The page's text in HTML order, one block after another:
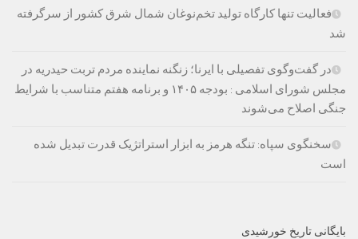
فعالیت تنها کارگاه تولید تخم‌نوغان شمال شرق کشور از سرگرفته
شد
در گفت‌وگوی تفصیلی با ایرنا؛ زنگنه نماینده مردم تربت حیدریه در
مجلس شورای اسلامی : بودجه ۱۴۰۵ و برنامه هفتم متناسب با شرایط
جنگی اصلاح می‌شوند
سخنگوی سپاه: تنگه هرمز به ابزار استراتژیک قدرت تبدیل شده
است
بایگانی تاریخ خورشیدی